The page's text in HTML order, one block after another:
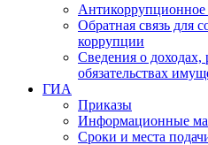
Обратная связь для
коррупции
Сведения о доходах,
обязательствах
ГИА
Приказы
Информационные
Сроки и места